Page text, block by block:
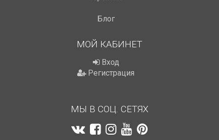
Блог
МОЙ КАБИНЕТ
Вход
Регистрация
МЫ В СОЦ. СЕТЯХ